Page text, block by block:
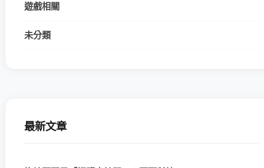
遊戲相關
未分類
最新文章